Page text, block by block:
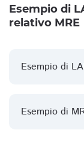
Esempio di
relativo MRE
Esempio di
Esempio di